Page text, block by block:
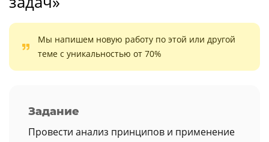
Мы напишем новую работу по этой или другой
теме с уникальностью от 70%
Задание
Провести анализ принципов и применение